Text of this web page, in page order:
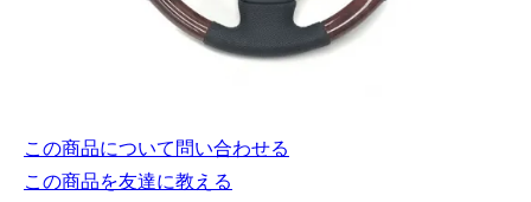
この商品について問い合わせる
この商品を友達に教える